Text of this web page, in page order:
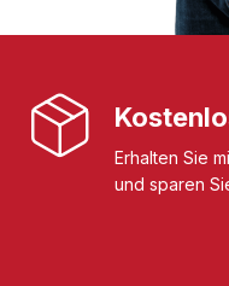
Erhalten Sie
und sparen